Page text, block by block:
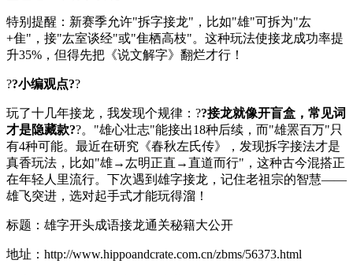
特别提醒：新赛季允许"拆字接龙"，比如"雄"可拆为"厷
+隹"，接"厷室谈经"或"隹栖高枝"。这种玩法使接龙成功率提
升35%，但得先把《说文解字》翻烂才行！
??小编观点??
玩了十几年接龙，我发现个规律：??接龙就像开盲盒，常见词
才是隐藏款??。"雄心壮志"能接出18种后续，而"雄罴百万"只
有4种可能。最近在研究《春秋左氏传》，发现拆字接法才是
真香玩法，比如"雄→厷明正直→直道而行"，这种古今混搭正
在年轻人里流行。下次遇到雄字接龙，记住老祖宗的智慧——
雄飞突进，选对起手式才能玩得溜！
标题：雄字开头成语接龙通关秘籍大公开
地址：http://www.hippoandcrate.com.cn/zbms/56373.html